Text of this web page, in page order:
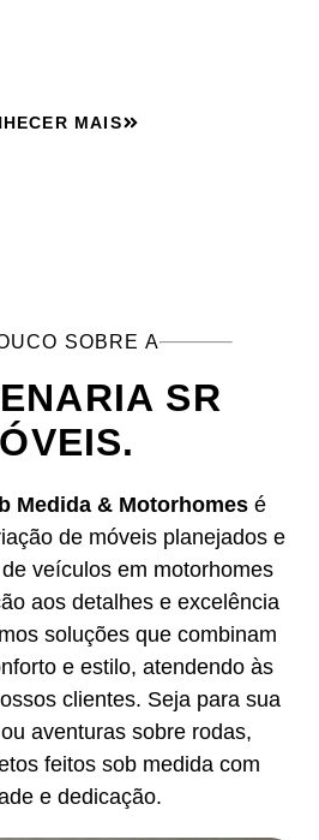
MAIS
SOBRE A
SR
Medida & Motorhomesé
de móveis planejados e
veículos em motorhomes
aos detalhes e excelência
soluções que combinam
e estilo, atendendo às
clientes. Seja para sua
aventuras sobre rodas,
feitos sob medida com
e dedicação.